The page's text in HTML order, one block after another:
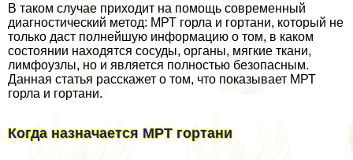
В таком случае приходит на помощь современный
диагностический метод: МРТ горла и гортани, который не
только даст полнейшую информацию о том, в каком
состоянии находятся сосуды, органы, мягкие ткани,
лимфоузлы, но и является полностью безопасным.
Данная статья расскажет о том, что показывает МРТ
горла и гортани.
Когда назначается МРТ гортани